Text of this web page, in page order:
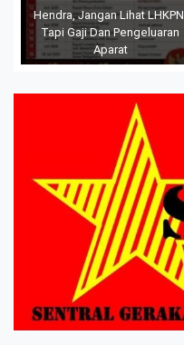
Hendra, Jangan Lihat LHKPN,
Tapi Gaji Dan Pengeluaran
Aparat